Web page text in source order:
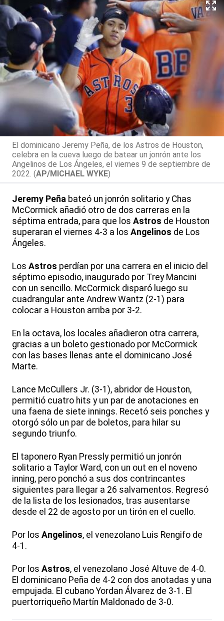
El dominicano Jeremy Peña, de los Astros de Houston,
celebra en la cueva luego de batear un jonrón ante los
Angelinos de Los Ángeles, el viernes 9 de septiembre de
2022. (AP/MICHAEL WYKE)
Jeremy Peña bateó un jonrón solitario y Chas
McCormick añadió otro de dos carreras en la
séptima entrada, para que los Astros de Houston
superaran el viernes 4-3 a los Angelinos de Los
Ángeles.
Los Astros perdían por una carrera en el inicio del
séptimo episodio, inaugurado por Trey Mancini
con un sencillo. McCormick disparó luego su
cuadrangular ante Andrew Wantz (2-1) para
colocar a Houston arriba por 3-2.
En la octava, los locales añadieron otra carrera,
gracias a un boleto gestionado por McCormick
con las bases llenas ante el dominicano José
Marte.
Lance McCullers Jr. (3-1), abridor de Houston,
permitió cuatro hits y un par de anotaciones en
una faena de siete innings. Recetó seis ponches y
otorgó sólo un par de boletos, para hilar su
segundo triunfo.
El taponero Ryan Pressly permitió un jonrón
solitario a Taylor Ward, con un out en el noveno
inning, pero ponchó a sus dos contrincantes
siguientes para llegar a 26 salvamentos. Regresó
de la lista de los lesionados, tras ausentarse
desde el 22 de agosto por un tirón en el cuello.
Por los Angelinos, el venezolano Luis Rengifo de
4-1.
Por los Astros, el venezolano José Altuve de 4-0.
El dominicano Peña de 4-2 con dos anotadas y una
empujada. El cubano Yordan Álvarez de 3-1. El
puertorriqueño Martín Maldonado de 3-0.